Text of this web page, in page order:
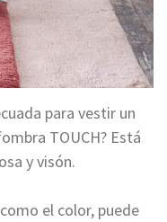
para vestir un
TOUCH? Está
y visón.
el color, puede